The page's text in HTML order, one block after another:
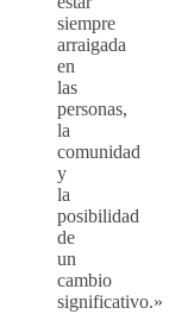
siempre
arraigada
en
las
personas,
la
comunidad
y
la
posibilidad
de
un
cambio
significativo.»